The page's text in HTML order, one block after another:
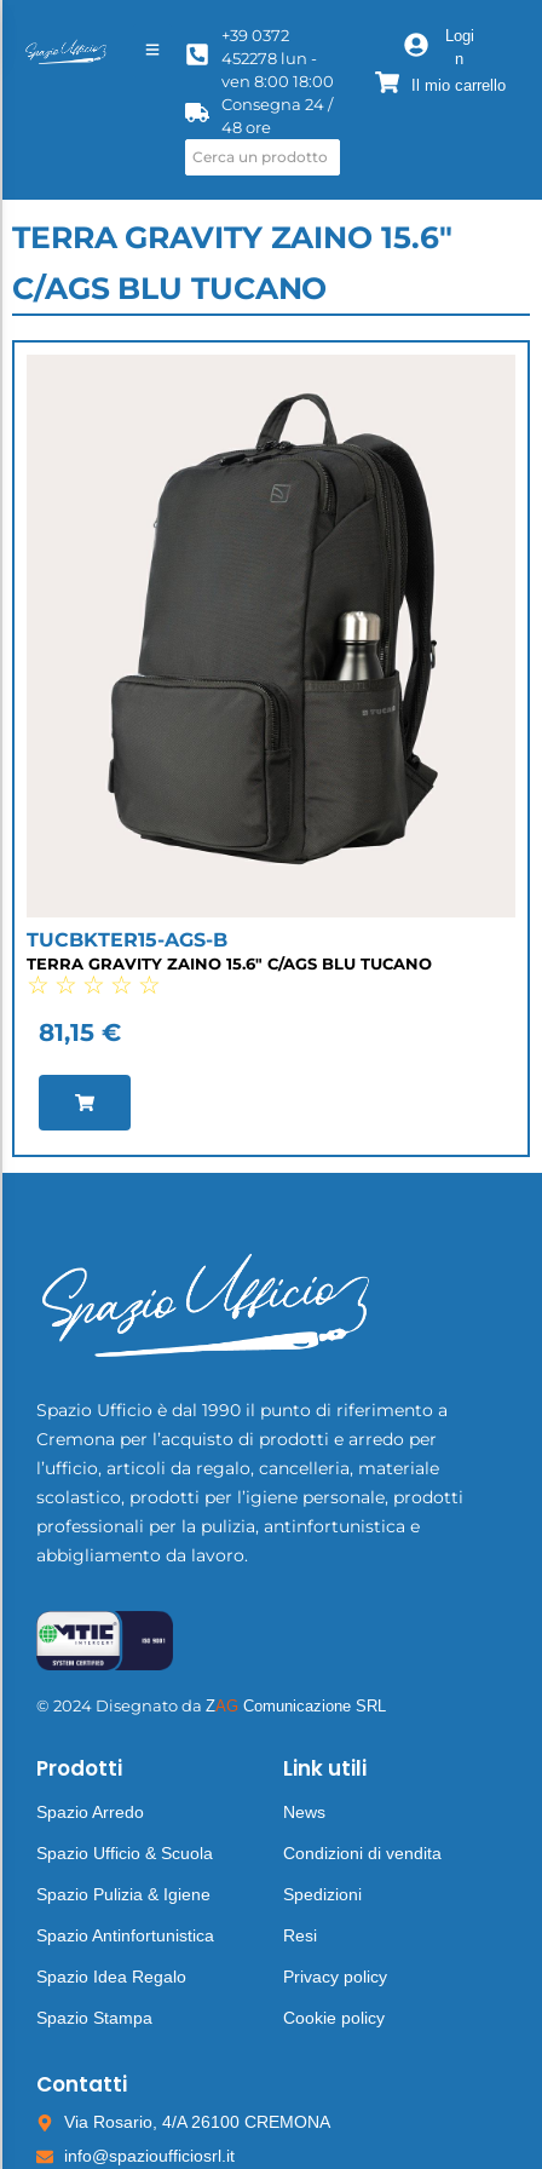
+39 0372
452278 lun -
ven 8:00 18:00
Consegna 24 /
48 ore
Logi
n
Il mio carrello
TERRA GRAVITY ZAINO 15.6"
C/AGS BLU TUCANO
TUCBKTER15-AGS-B
TERRA GRAVITY ZAINO 15.6" C/AGS BLU TUCANO
☆ ☆ ☆ ☆ ☆
81,15 €
Spazio Ufficio è dal 1990 il punto di riferimento a
Cremona per l’acquisto di prodotti e arredo per
l’ufficio, articoli da regalo, cancelleria, materiale
scolastico, prodotti per l’igiene personale, prodotti
professionali per la pulizia, antinfortunistica e
abbigliamento da lavoro.
© 2024 Disegnato da ZAG Comunicazione SRL
Prodotti
Spazio Arredo
Spazio Ufficio & Scuola
Spazio Pulizia & Igiene
Spazio Antinfortunistica
Spazio Idea Regalo
Spazio Stampa
Link utili
News
Condizioni di vendita
Spedizioni
Resi
Privacy policy
Cookie policy
Contatti
Via Rosario, 4/A 26100 CREMONA
info@spazioufficiosrl.it